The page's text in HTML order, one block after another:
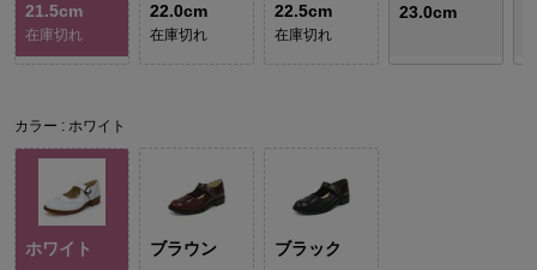
21.5cm
在庫切れ
22.0cm
在庫切れ
22.5cm
在庫切れ
23.0cm
カラー ホワイト
ホワイト ブラウン ブラック